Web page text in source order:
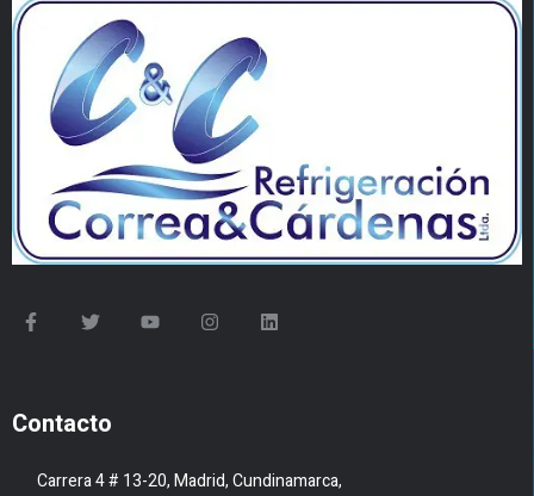
Contacto
Carrera 4 # 13-20, Madrid, Cundinamarca,